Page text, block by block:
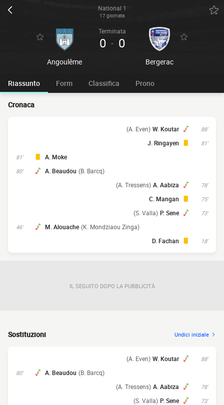
National 1
17 giornata
Angoulême
Terminata
0 - 0
Bergerac
Riassunto Form Classifica Prono
Cronaca
88'
W. Koutar
(A. Even)
81'
J. Ringayen
81' A. Moke
80' A. Beaudou (B. Barcq)
78'
A. Aabiza
(A. Tressens)
75'
C. Mangan
73'
P. Sene
(S. Valla)
46' M. Alouache (K. Mondziaou Zinga)
18'
D. Fachan
IL SEGUITO DOPO LA PUBBLICITÀ
Sostituzioni Undici iniziale
88'
W. Koutar
(A. Even)
80' A. Beaudou (B. Barcq)
78'
A. Aabiza
(A. Tressens)
73'
P. Sene
(S. Valla)